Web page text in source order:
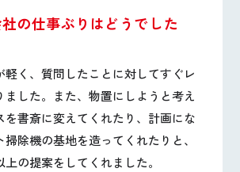
の仕事ぶりはどうでした
軽く、質問したことに対してすぐレ
ました。また、物置にしようと考え
を書斎に変えてくれたり、計画にな
除機の基地を造ってくれたりと、
の提案をしてくれました。